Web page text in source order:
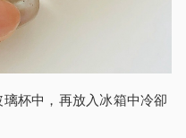
杯中，再放入冰箱中冷卻